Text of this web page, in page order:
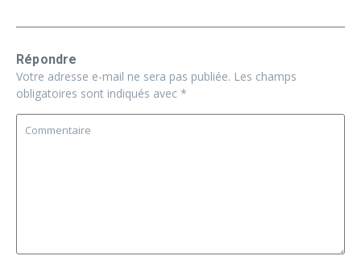
Répondre
Votre adresse e-mail ne sera pas publiée. Les champs
obligatoires sont indiqués avec *